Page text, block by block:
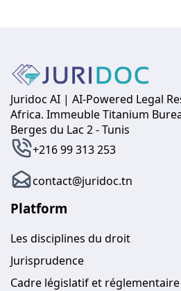
Juridoc AI | AI-Powered Legal
Africa. Immeuble Titanium
Berges du Lac 2 - Tunis
+216 99 313 253
contact@juridoc.tn
Platform
Les disciplines du droit
Jurisprudence
Cadre législatif et réglementaire